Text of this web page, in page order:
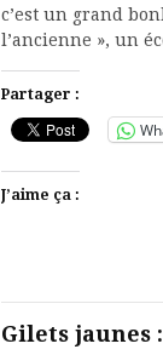
c’est un grand
l’ancienne », un
Partager :
J’aime ça :
Gilets jaunes